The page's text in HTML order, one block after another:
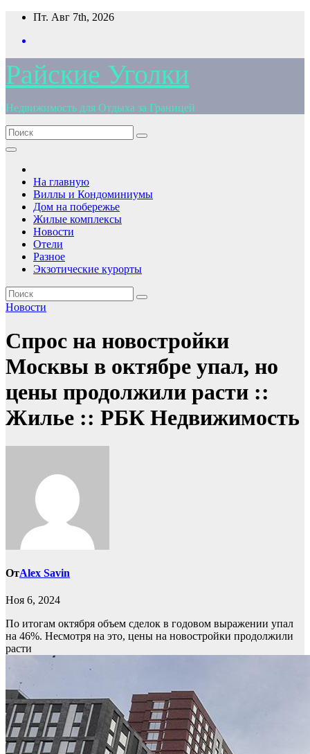
Перейти
содержимому
Пт. Авг 7th, 2026
Райские Уголки
Недвижимость для Отдыха за Границей
На главную
Виллы и Кондоминиумы
Дом на побережье
Жилые комплексы
Новости
Отели
Разное
Экзотические курорты
Новости
Спрос на новостройки
Москвы в октябре упал, но
цены продолжили расти ::
Жилье :: РБК Недвижимость
ОтAlex Savin
Ноя 6, 2024
По итогам октября объем сделок в годовом выражении упал
на 46%. Несмотря на это, цены на новостройки продолжили
расти